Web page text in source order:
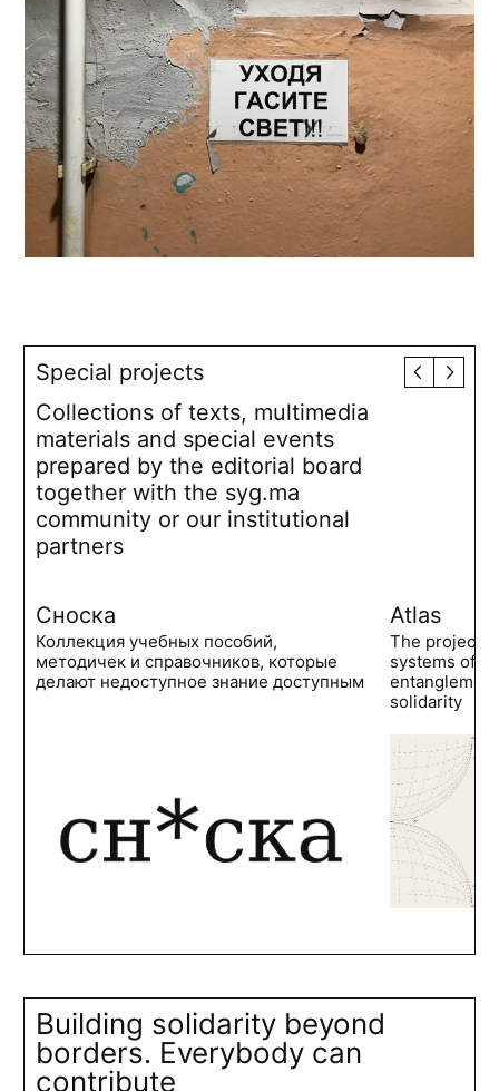
Special projects
Collections of texts, multimedia
materials and special events
prepared by the editorial board
together with the syg.ma
community or our institutional
partners
Сноска
Коллекция учебных пособий,
методичек и справочников, которые
делают недоступное знание доступным
Atlas
The project
systems of
solidarity
Building solidarity beyond
borders. Everybody can
contribute